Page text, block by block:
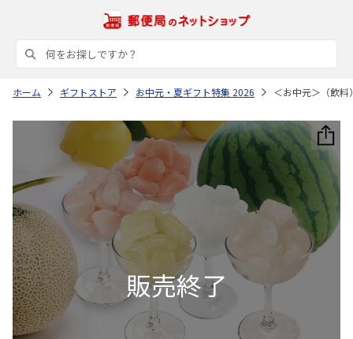
ホーム ギフトストア お中元・夏ギフト特集 2026 ＜お中元＞（飲